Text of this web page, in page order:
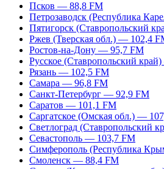
Псков — 88,8 FM
Петрозаводск (Республика
Пятигорск (Ставропольский
Ржев (Тверская обл.) — 102,4
Ростов-на-Дону — 95,7 FM
Русское (Ставропольский
Рязань — 102,5 FM
Самара — 96,8 FM
Санкт-Петербург — 92,9 FM
Саратов — 101,1 FM
Саргатское (Омская обл.) —
Светлоград (Ставропольский
Севастополь — 103,7 FM
Симферополь (Республика
Смоленск — 88,4 FM